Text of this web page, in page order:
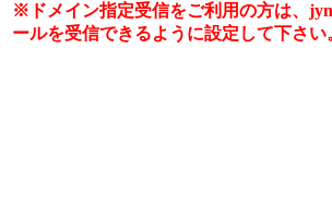
※ドメイン指定受信をご利用の方は、
ールを受信できるように設定して下さい